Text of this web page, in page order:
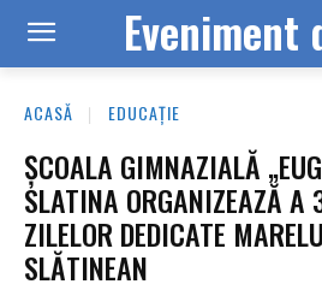
Eveniment
ACASĂ EDUCAȚIE
ȘCOALA GIMNAZIALĂ
SLATINA ORGANIZEAZĂ A
ZILELOR DEDICATE
SLĂTINEAN